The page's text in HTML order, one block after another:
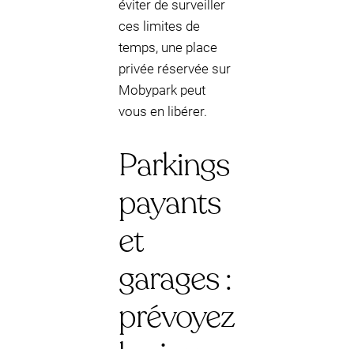
éviter de surveiller
ces limites de
temps, une place
privée réservée sur
Mobypark peut
vous en libérer.
Parkings
payants
et
garages :
prévoyez